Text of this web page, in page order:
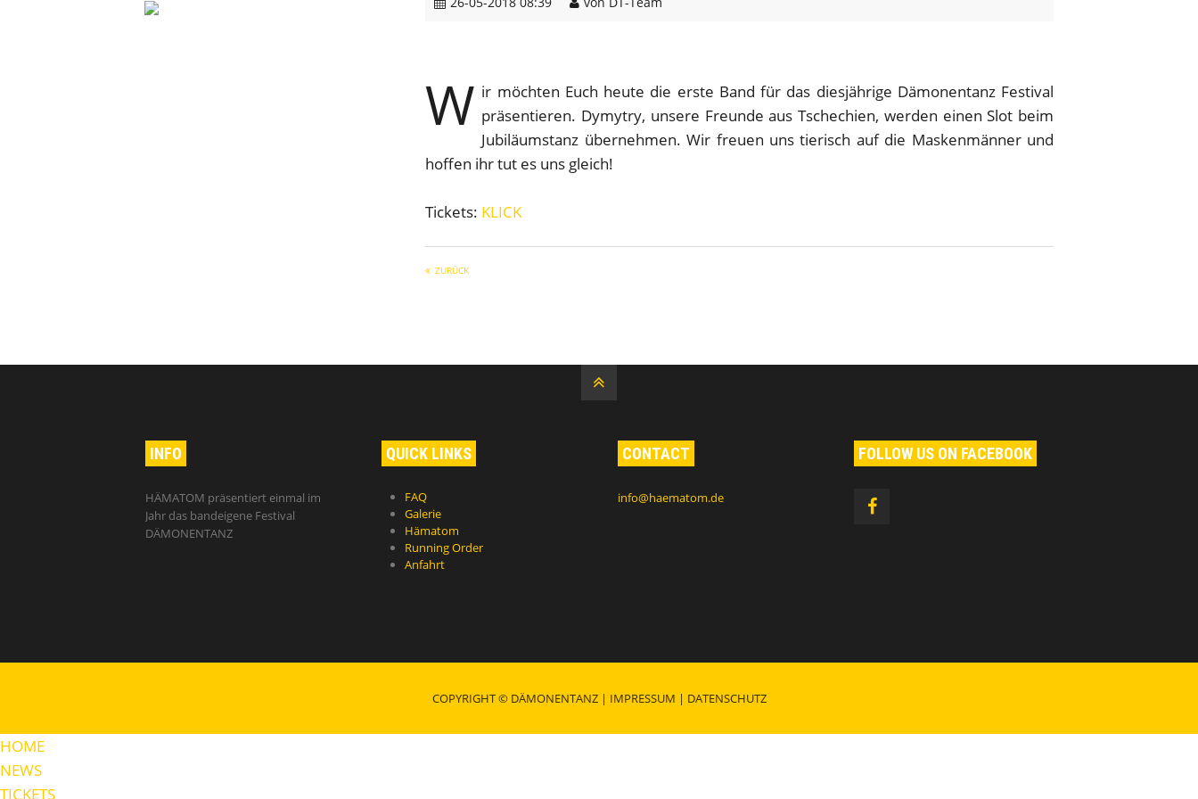
W ir möchten Euch heute die erste Band für das diesjährige Dämonentanz Festival
präsentieren. Dymytry, unsere Freunde aus Tschechien, werden einen Slot beim
Jubiläumstanz übernehmen. Wir freuen uns tierisch auf die Maskenmänner und
hoffen ihr tut es uns gleich!
Tickets: KLICK
ZURÜCK
INFO
HÄMATOM präsentiert einmal im
Jahr das bandeigene Festival
DÄMONENTANZ
QUICK LINKS
FAQ
Galerie
Hämatom
Running Order
Anfahrt
CONTACT
info@haematom.de
FOLLOW US ON FACEBOOK
COPYRIGHT © DÄMONENTANZ | IMPRESSUM | DATENSCHUTZ
HOME
NEWS
TICKETS